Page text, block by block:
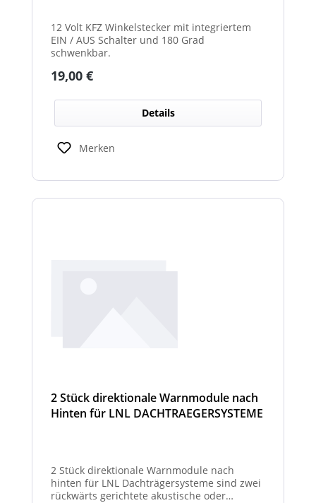
12 Volt KFZ Winkelstecker mit integriertem
EIN / AUS Schalter und 180 Grad
schwenkbar.
Regulärer Preis:
19,00 €
Details
Merken
2 Stück direktionale Warnmodule nach
Hinten für LNL DACHTRAEGERSYSTEME
2 Stück direktionale Warnmodule nach
hinten für LNL Dachträgersysteme sind zwei
rückwärts gerichtete akustische oder